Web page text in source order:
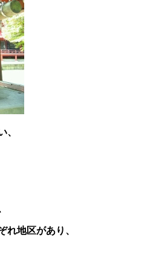
、
れ地区があり、